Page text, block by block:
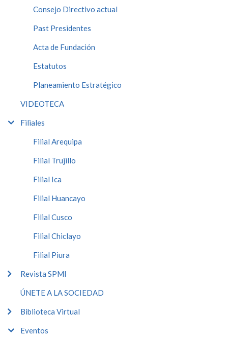
Consejo Directivo actual
Past Presidentes
Acta de Fundación
Estatutos
Planeamiento Estratégico
VIDEOTECA
Filiales
Filial Arequipa
Filial Trujillo
Filial Ica
Filial Huancayo
Filial Cusco
Filial Chiclayo
Filial Piura
Revista SPMI
ÚNETE A LA SOCIEDAD
Biblioteca Virtual
Eventos